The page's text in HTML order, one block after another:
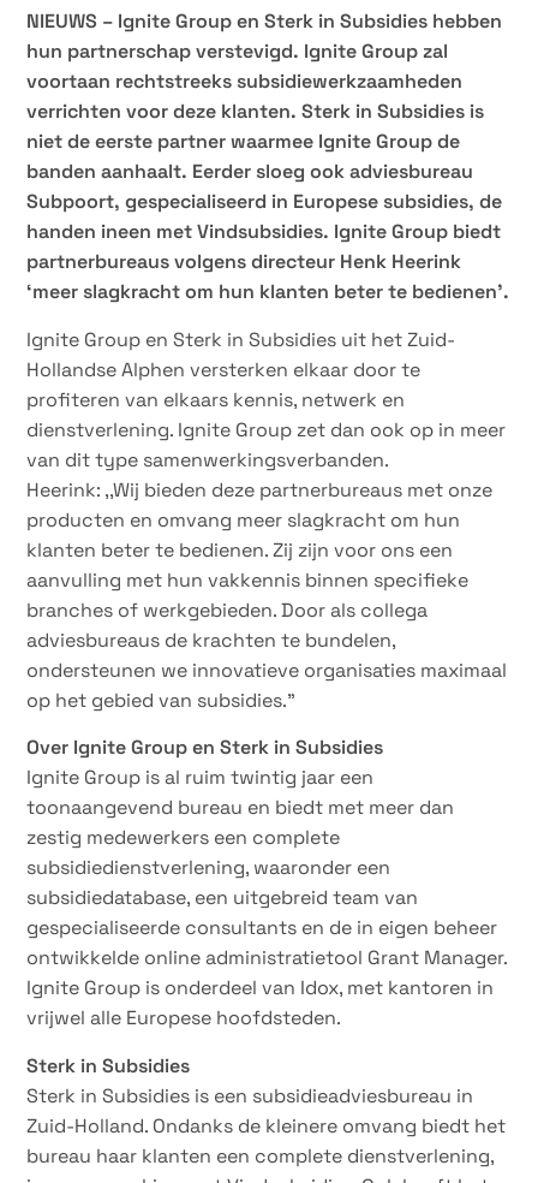
NIEUWS – Ignite Group en Sterk in Subsidies hebben
hun partnerschap verstevigd. Ignite Group zal
voortaan rechtstreeks subsidiewerkzaamheden
verrichten voor deze klanten. Sterk in Subsidies is
niet de eerste partner waarmee Ignite Group de
banden aanhaalt. Eerder sloeg ook adviesbureau
Subpoort, gespecialiseerd in Europese subsidies, de
handen ineen met Vindsubsidies. Ignite Group biedt
partnerbureaus volgens directeur Henk Heerink
‘meer slagkracht om hun klanten beter te bedienen’.
Ignite Group en Sterk in Subsidies uit het Zuid-
Hollandse Alphen versterken elkaar door te
profiteren van elkaars kennis, netwerk en
dienstverlening. Ignite Group zet dan ook op in meer
van dit type samenwerkingsverbanden.
Heerink: ,,Wij bieden deze partnerbureaus met onze
producten en omvang meer slagkracht om hun
klanten beter te bedienen. Zij zijn voor ons een
aanvulling met hun vakkennis binnen specifieke
branches of werkgebieden. Door als collega
adviesbureaus de krachten te bundelen,
ondersteunen we innovatieve organisaties maximaal
op het gebied van subsidies.”
Over Ignite Group en Sterk in Subsidies
Ignite Group is al ruim twintig jaar een
toonaangevend bureau en biedt met meer dan
zestig medewerkers een complete
subsidiedienstverlening, waaronder een
subsidiedatabase, een uitgebreid team van
gespecialiseerde consultants en de in eigen beheer
ontwikkelde online administratietool Grant Manager.
Ignite Group is onderdeel van Idox, met kantoren in
vrijwel alle Europese hoofdsteden.
Sterk in Subsidies
Sterk in Subsidies is een subsidieadviesbureau in
Zuid-Holland. Ondanks de kleinere omvang biedt het
bureau haar klanten een complete dienstverlening,